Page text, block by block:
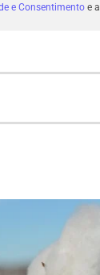
e Consentimentoe a